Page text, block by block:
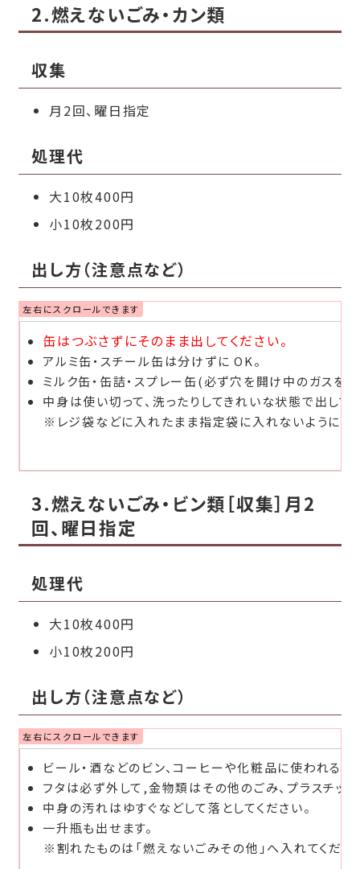
2.燃えないごみ・カン類
収集
月2回、曜日指定
処理代
大10枚400円
小10枚200円
出し方（注意点など）
缶はつぶさずにそのまま出してください。
アルミ缶・スチール缶は分けずに OK。
ミルク缶・缶詰・スプレー缶(必ず穴を開け中のガスを抜
中身は使い切って、洗ったりしてきれいな状態で出し
※レジ袋などに入れたまま指定袋に入れないようにして
3.燃えないごみ・ビン類［収集］月2
回、曜日指定
処理代
大10枚400円
小10枚200円
出し方（注意点など）
ビール・酒などのビン、コーヒーや化粧品に使われるビ
フタは必ず外して,金物類はその他のごみ、プラスチッ
中身の汚れはゆすぐなどして落としてください。
一升瓶も出せます。
※割れたものは「燃えないごみその他」へ入れてくださ